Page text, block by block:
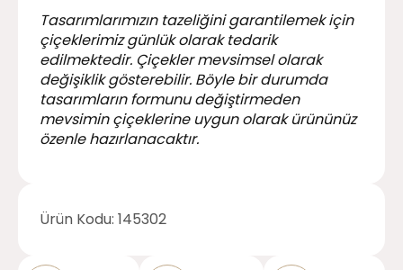
Tasarımlarımızın tazeliğini garantilemek için
çiçeklerimiz günlük olarak tedarik
edilmektedir. Çiçekler mevsimsel olarak
değişiklik gösterebilir. Böyle bir durumda
tasarımların formunu değiştirmeden
mevsimin çiçeklerine uygun olarak ürününüz
özenle hazırlanacaktır.
Ürün Kodu: 145302